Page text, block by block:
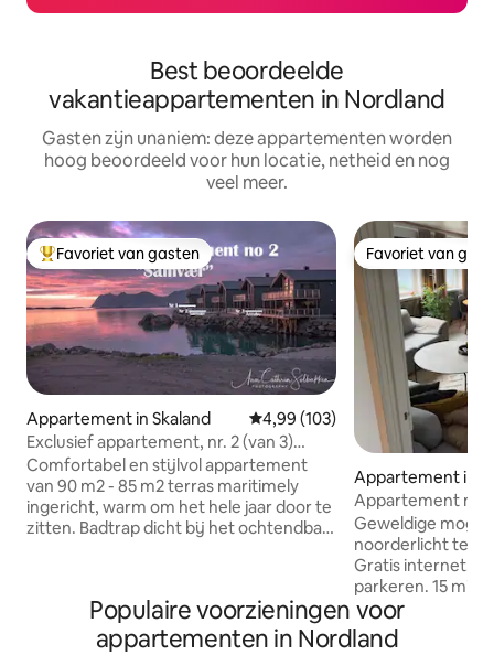
Best beoordeelde
vakantieappartementen in Nordland
Gasten zijn unaniem: deze appartementen worden
hoog beoordeeld voor hun locatie, netheid en nog
veel meer.
Topfavoriet van gasten
Favoriet van gasten
Appartement in Skaland Gemiddelde beoordeling van
4,99 (103)
Exclusief appartement, nr. 2 (van 3)
zonnig, aan zee
Comfortabel en stijlvol appartement
van 90 m2 - 85 m2 terras maritimely
ingericht, warm om het hele jaar door te
zitten. Badtrap dicht bij het ochtendbad,
met gezellig eetcafé, houtkachel in de
woonkamer. Veel ruimte voor kleding,
ski-uitrusting, andere. Mogelijk om 6
Favoriet van
Favoriet van
Appartement in
Appartement
geweldige fjorden
Geweldige
noorderlicht te
Gratis internet.
parkeren. 15
Fjordgård! Het appartement bevindt
zich in
het prachtige
Populaire voorzieningen voor
appartementen in Nordland